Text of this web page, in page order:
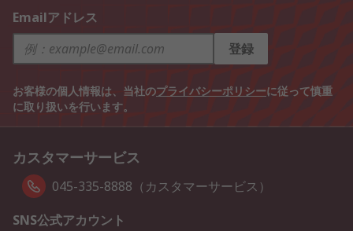
Emailアドレス
登録
お客様の個人情報は、当社のプライバシーポリシーに従って慎重
に取り扱いを行います。
カスタマーサービス
045-335-8888（カスタマーサービス）
SNS公式アカウント